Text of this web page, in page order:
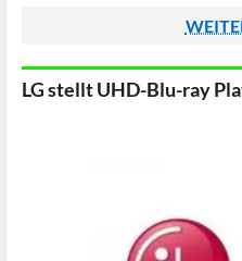
LG stellt UHD-Blu-ray